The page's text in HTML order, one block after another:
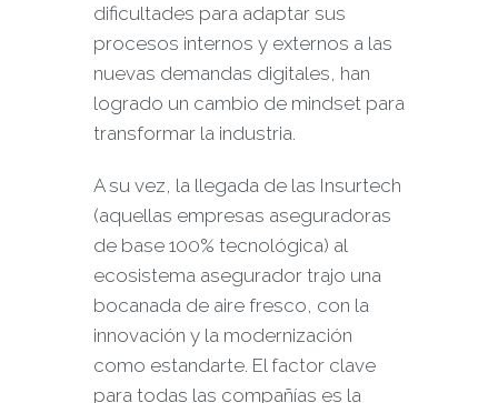
dificultades para adaptar sus
procesos internos y externos a las
nuevas demandas digitales, han
logrado un cambio de mindset para
transformar la industria.
A su vez, la llegada de las Insurtech
(aquellas empresas aseguradoras
de base 100% tecnológica) al
ecosistema asegurador trajo una
bocanada de aire fresco, con la
innovación y la modernización
como estandarte. El factor clave
para todas las compañías es la